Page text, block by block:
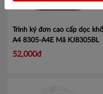
Trình ký đơn cao cấp dọc khổ
A4 8305-A4E Mã KJ8305BL
52,000đ